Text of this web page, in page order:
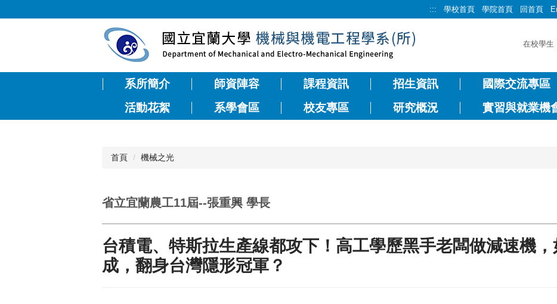
到
容
::: 學校首頁 學院首頁 回首頁
在校學生
系所簡介 師資陣容 課程資訊 招生資訊 國際交流專區
活動花絮
系學會區 校友專區 研究概況 實習與就業機
首頁 機械之光
省立宜蘭農工11屆--張重興 學長
台積電、特斯拉生產線都攻下！高工學歷黑手老闆做減速機
成，翻身台灣隱形冠軍？